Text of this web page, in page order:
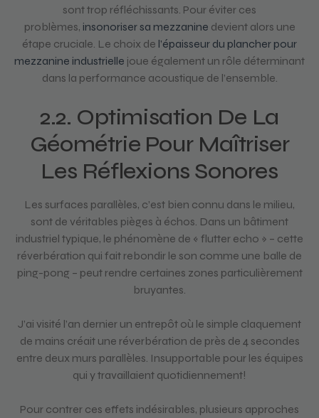
sont trop réfléchissants. Pour éviter ces
problèmes, insonoriser sa mezzanine devient alors une
étape cruciale. Le choix de l’épaisseur du plancher pour
mezzanine industrielle joue également un rôle déterminant
dans la performance acoustique de l’ensemble.
2.2. Optimisation De La
Géométrie Pour Maîtriser
Les Réflexions Sonores
Les surfaces parallèles, c’est bien connu dans le milieu,
sont de véritables pièges à échos. Dans un bâtiment
industriel typique, le phénomène de « flutter echo » – cette
réverbération qui fait rebondir le son comme une balle de
ping-pong – peut rendre certaines zones particulièrement
bruyantes.
J’ai visité l’an dernier un entrepôt où le simple claquement
de mains créait une réverbération de près de 4 secondes
entre deux murs parallèles. Insupportable pour les équipes
qui y travaillaient quotidiennement!
Pour contrer ces effets indésirables, plusieurs approches